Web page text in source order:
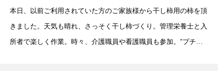
本日、以前ご利用されていた方のご家族様から干し柿用の柿を頂
きました。天気も晴れ、さっそく干し柿づくり。管理栄養士と入
所者で楽しく作業。時々、介護職員や看護職員も参加。”プチア